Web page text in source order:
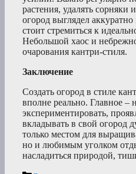
растения, удалять сорняки
огород выглядел
стоит стремиться к
Небольшой хаос и
очарования кантри-стиля.
Заключение
Создать огород в стиле
вполне реально. Главное –
экспериментировать,
вкладывать в свой огород
только местом для
но и любимым уголком
насладиться природой,